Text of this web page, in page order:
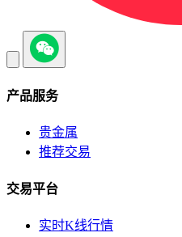
产品服务
贵金属
推荐交易
交易平台
实时K线行情